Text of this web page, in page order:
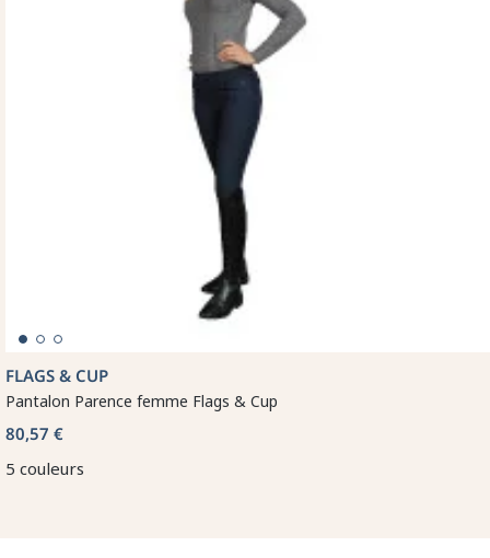
FLAGS & CUP
Pantalon Parence femme Flags & Cup
80,57 €
5 couleurs